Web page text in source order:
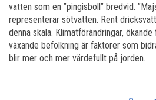
vatten som en ”pingisboll” bredvid.
representerar sötvatten. Rent
denna skala. Klimatförändringar,
växande befolkning är faktorer som
blir mer och mer värdefullt på jorden.